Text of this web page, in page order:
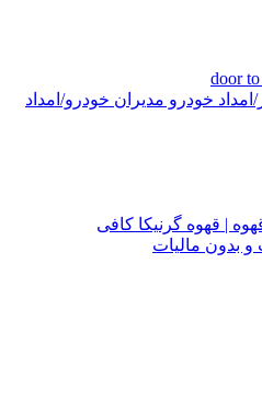
door
امداد خودرو مدیران خودرو/امداد
| قهوه گرنیکا کافی
بدون مالیات